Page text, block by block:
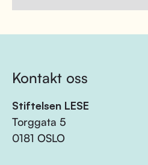
Kontakt oss
Stiftelsen LESE
Torggata 5
0181 OSLO